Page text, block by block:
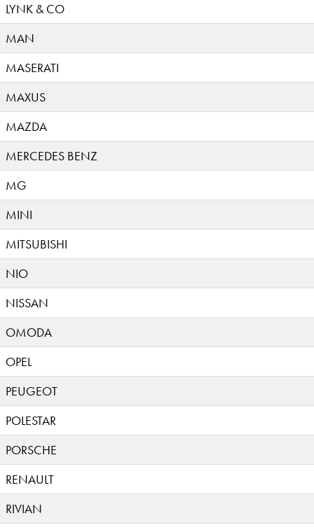
LYNK & CO
MAN
MASERATI
MAXUS
MAZDA
MERCEDES BENZ
MG
MINI
MITSUBISHI
NIO
NISSAN
OMODA
OPEL
PEUGEOT
POLESTAR
PORSCHE
RENAULT
RIVIAN